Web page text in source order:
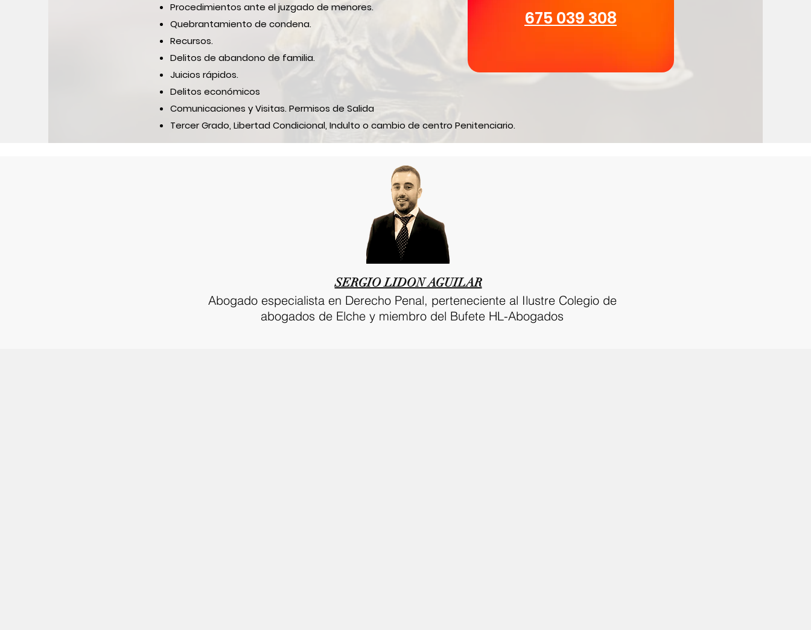
Procedimientos ante el juzgado de menores.
Quebrantamiento de condena.
Recursos.
Delitos de abandono de familia.
Juicios rápidos.
Delitos económicos
Comunicaciones y Visitas. Permisos de Salida
Tercer Grado, Libertad Condicional, Indulto o cambio de centro Penitenciario.
675 039 308
SERGIO LIDON AGUILAR
Abogado especialista en Derecho Penal, perteneciente al Ilustre Colegio de
abogados de Elche y miembro del Bufete HL-Abogados